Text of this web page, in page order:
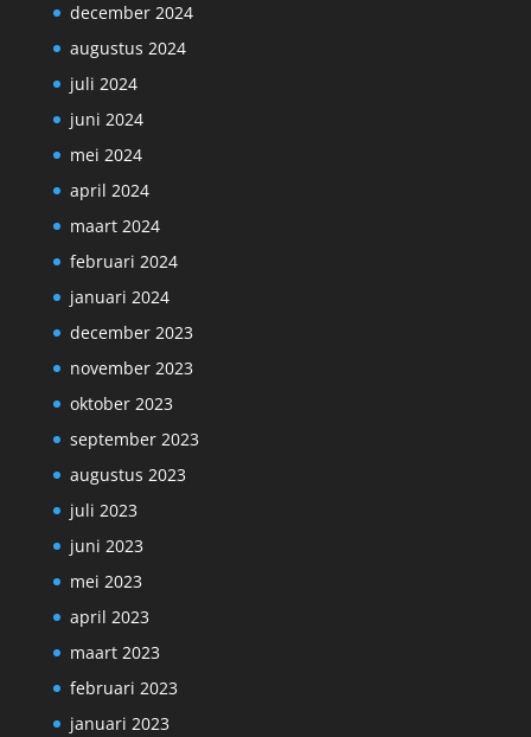
december 2024
augustus 2024
juli 2024
juni 2024
mei 2024
april 2024
maart 2024
februari 2024
januari 2024
december 2023
november 2023
oktober 2023
september 2023
augustus 2023
juli 2023
juni 2023
mei 2023
april 2023
maart 2023
februari 2023
januari 2023